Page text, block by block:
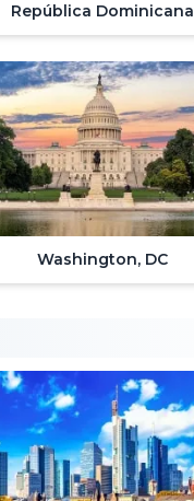
República Dominicana
Washington, DC